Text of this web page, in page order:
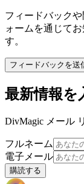
フィードバック
ォームを通じて
す。
フィードバックを送
最新情報を
DivMagic メール
フルネーム
電子メール
購読する